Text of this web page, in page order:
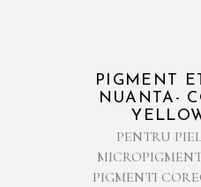
PIGMENT
NUANTA-
PENTRU
PIGMENTI